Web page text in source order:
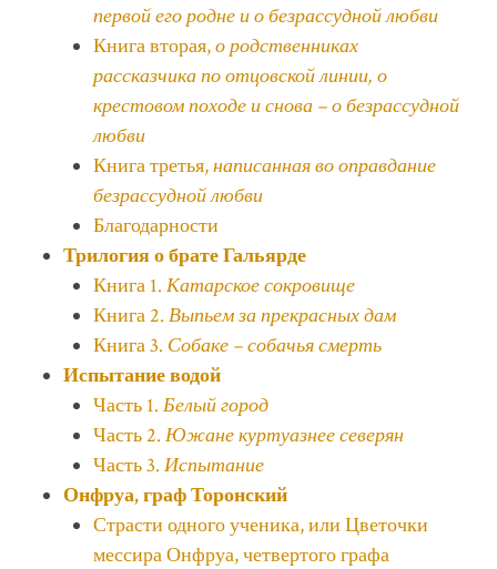
первой его родне и о безрассудной любви
Книга вторая,о родственниках
рассказчика по отцовской линии, о
крестовом походе и снова – о безрассудной
любви
Книга третья,написанная во оправдание
безрассудной любви
Благодарности
Трилогия о брате Гальярде
Книга 1. Катарское сокровище
Книга 2. Выпьем за прекрасных дам
Книга 3. Собаке – собачья смерть
Испытание водой
Часть 1. Белый город
Часть 2. Южане куртуазнее северян
Часть 3. Испытание
Онфруа, граф Торонский
Страсти одного ученика, или Цветочки
мессира Онфруа, четвертого графа